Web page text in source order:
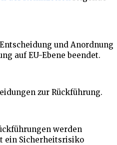
und Anordnung
auf EU-Ebene beendet.
zur Rückführung.
werden
ein Sicherheitsrisiko